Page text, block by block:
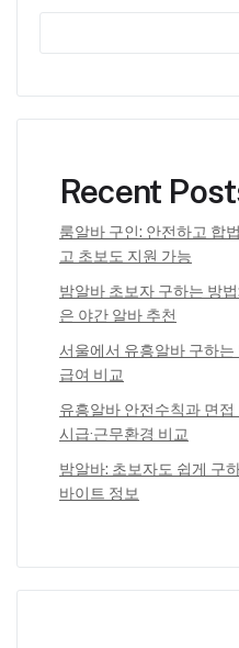
Recent
룸알바 구인: 안전하고 합
고 초보도 지원 가능
밤알바 초보자 구하는 방
은 야간 알바 추천
서울에서 유흥알바 구하는
급여 비교
유흥알바 안전수칙과 면
시급·근무환경 비교
밤알바: 초보자도 쉽게 구
바이트 정보